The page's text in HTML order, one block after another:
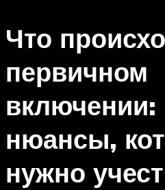
Что
первичном
включении:
нюансы,
нужно